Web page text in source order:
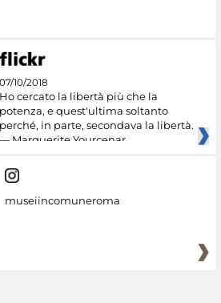
07/10/2018
Ho cercato la libertà più che la
potenza, e quest'ultima soltanto
perché, in parte, secondava la libertà.
— Marguerite Yourcenar
museiincomuneroma